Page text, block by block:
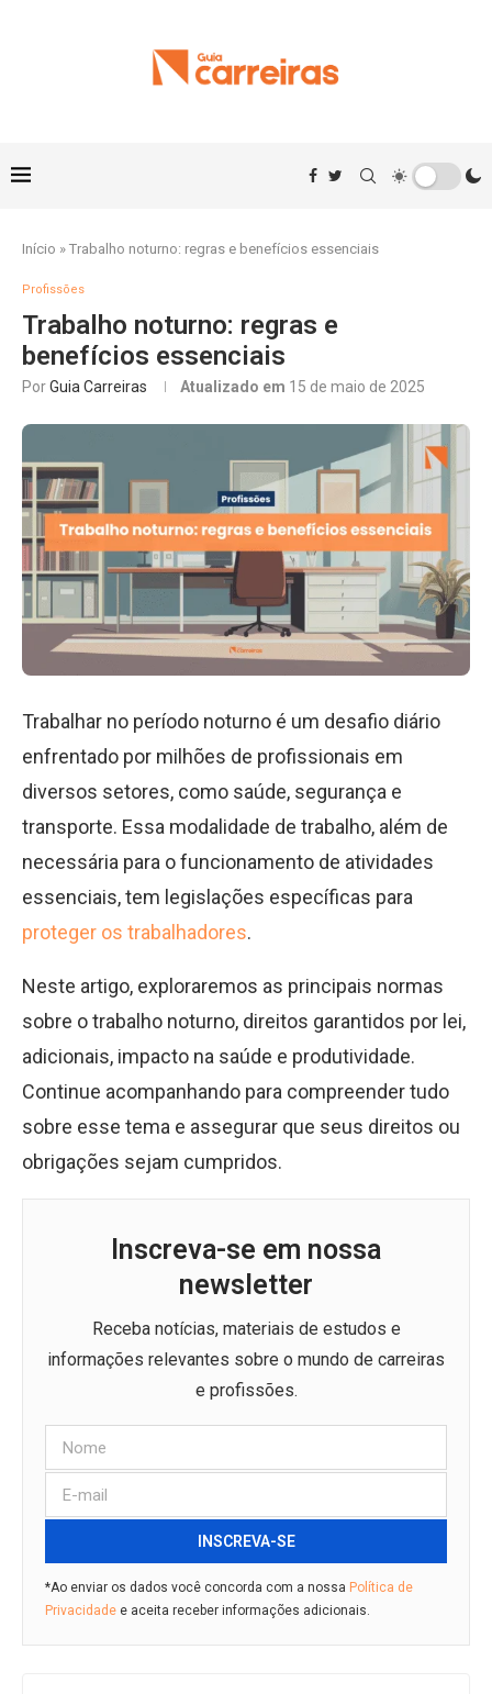
Início » Trabalho noturno: regras e benefícios essenciais
Profissões
Trabalho noturno: regras e
benefícios essenciais
PorGuia Carreiras Atualizado em 15 de maio de 2025
Trabalhar no período noturno é um desafio diário
enfrentado por milhões de profissionais em
diversos setores, como saúde, segurança e
transporte. Essa modalidade de trabalho, além de
necessária para o funcionamento de atividades
essenciais, tem legislações específicas para
proteger os trabalhadores.
Neste artigo, exploraremos as principais normas
sobre o trabalho noturno, direitos garantidos por lei,
adicionais, impacto na saúde e produtividade.
Continue acompanhando para compreender tudo
sobre esse tema e assegurar que seus direitos ou
obrigações sejam cumpridos.
Inscreva-se em nossa
newsletter
Receba notícias, materiais de estudos e
informações relevantes sobre o mundo de carreiras
e profissões.
INSCREVA-SE
*Ao enviar os dados você concorda com a nossa Política de
Privacidade e aceita receber informações adicionais.